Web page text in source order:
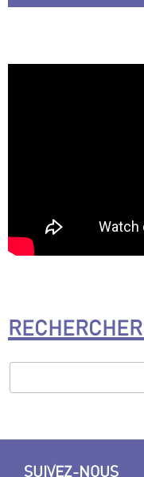
RECHERCHER
SUIVEZ-NOUS